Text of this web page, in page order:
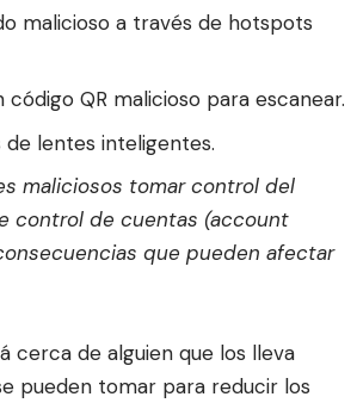
malicioso a través de hotspots
QR malicioso para escanear.
lentes inteligentes.
maliciosos tomar control del
control de cuentas (account
que pueden afectar
cerca de alguien que los lleva
pueden tomar para reducir los